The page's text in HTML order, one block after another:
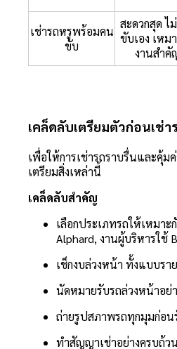
เช่ารถหรูพร้อมคน
ขับ
สะดวกสุด ไ
ขับเอง เหม
งานสำคั
เคล็ดลับเตรียมตัวก่อนเช่า
เพื่อให้การเช่ารถราบรื่นและคุ้ม
เตรียมสิ่งเหล่านี้
เคล็ดลับสำคัญ
เลือกประเภทรถให้เหมา
Alphard, งานผู้บริหารใช้
เช็กงบล่วงหน้า ทั้งแบบรา
นัดหมายรับรถล่วงหน้าอย่
ถ่ายรูปสภาพรถทุกมุมก่อน
ทำสัญญาเช่าอย่างครบถ้วน